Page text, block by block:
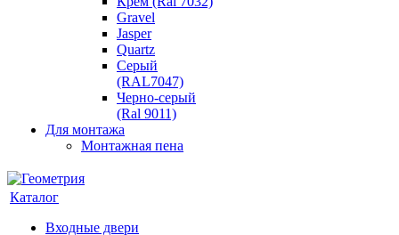
Gravel
Jasper
Quartz
Серый
(RAL7047)
Черно-серый
(Ral 9011)
Для монтажа
Монтажная пена
Каталог
Входные двери